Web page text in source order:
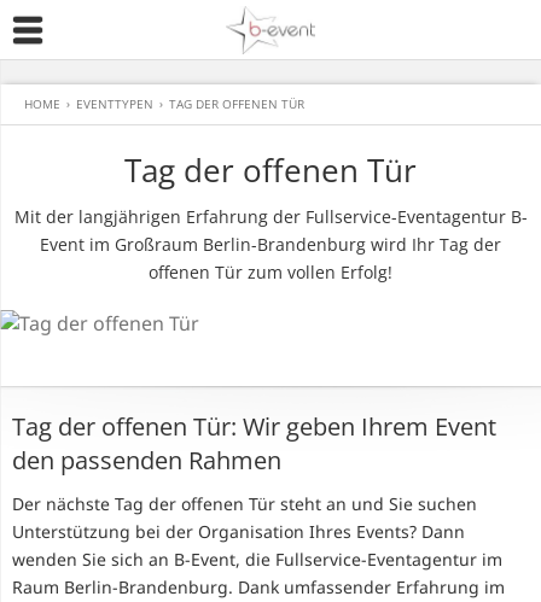
Tag der offenen Tür
Mit der langjährigen Erfahrung der Fullservice-Eventagentur B-
Event im Großraum Berlin-Brandenburg wird Ihr Tag der
offenen Tür zum vollen Erfolg!
HOME › EVENTTYPEN › TAG DER OFFENEN TÜR
Tag der offenen Tür: Wir geben Ihrem Event
den passenden Rahmen
Der nächste Tag der offenen Tür steht an und Sie suchen
Unterstützung bei der Organisation Ihres Events? Dann
wenden Sie sich an B-Event, die Fullservice-Eventagentur im
Raum Berlin-Brandenburg. Dank umfassender Erfahrung im